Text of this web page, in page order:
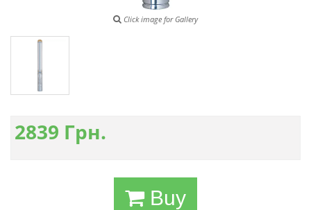
Click image for Gallery
2839 Грн.
Buy